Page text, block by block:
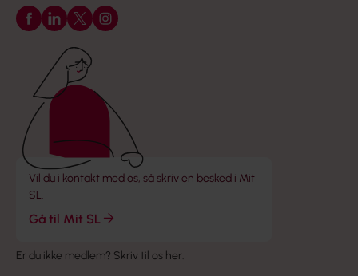
Følg os på Facebook
Følg os på LinkedIn
Følg os på X
Følg os på Instagram
Vil du i kontakt med os, så skriv en besked i Mit
SL.
Gå til Mit SL
Er du ikke medlem? Skriv til os her.